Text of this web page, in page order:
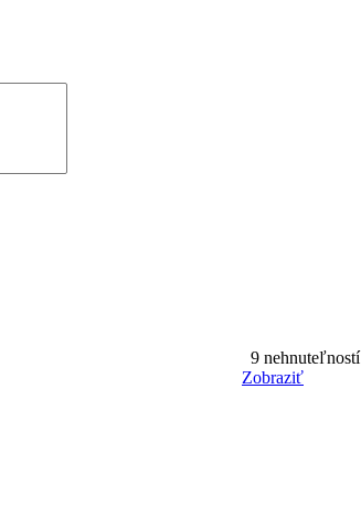
9nehnuteľností
Zobraziť